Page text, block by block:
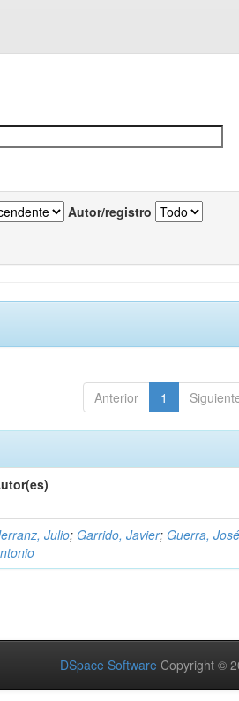
Autor/registro
Anterior 1
Julio; Garrido, Javier; Guerra, José
DSpace Software Copyright ©